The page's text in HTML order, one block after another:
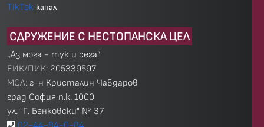
TikTok канал
СДРУЖЕНИЕ С НЕСТОПАНСКА ЦЕЛ
„Аз мога - тук и сега”
ЕИК/ПИК: 205339597
МОЛ: г-н Кристалин Чавдаров
град София п.к. 1000
ул. "Г. Бенковски" № 37